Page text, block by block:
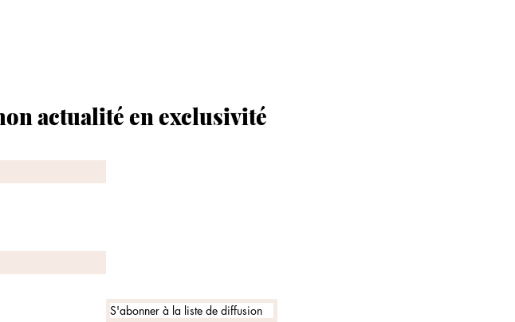
actualité en exclusivité
S'abonner à la liste de diffusion